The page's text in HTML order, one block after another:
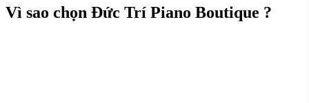
Vì sao chọn Đức Trí Piano Boutique ?